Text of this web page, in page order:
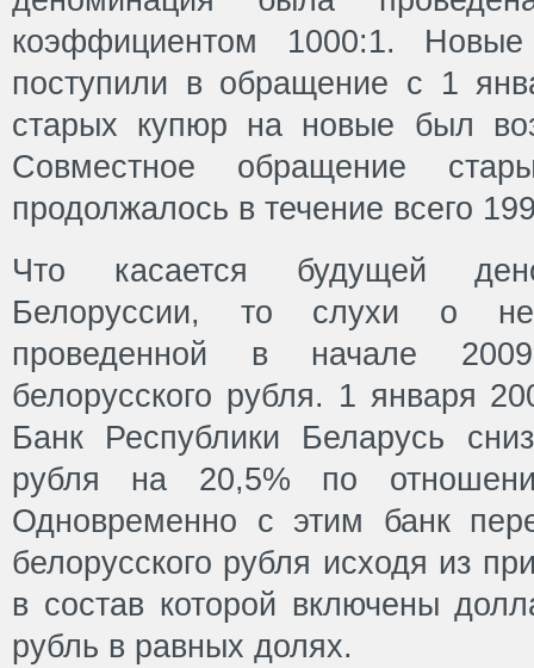
коэффициентом 1000:1.
поступили в обращение с 1
старых купюр на новые был
Совместное обращение
продолжалось в течение всего
Что касается будущей
Белоруссии, то слухи о
проведенной в начале
белорусского рубля. 1 января
Банк Республики Беларусь
рубля на 20,5% по
Одновременно с этим банк
белорусского рубля исходя из
в состав которой включены
рубль в равных долях.